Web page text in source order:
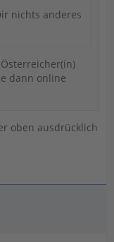
nichts anderes
dann online
oben ausdrücklich